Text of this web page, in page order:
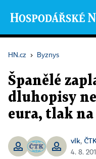
HN.cz › Byznys
Španělé
dluhopisy
eura, tlak
vlk,
4. 8.